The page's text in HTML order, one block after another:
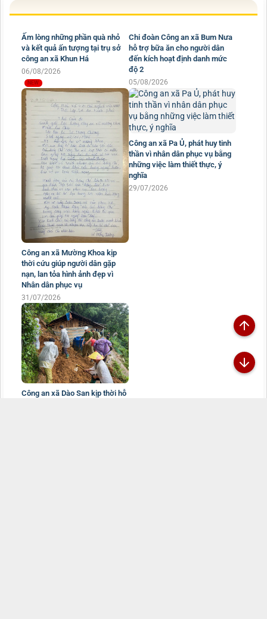
Ấm lòng những phần quà nhỏ
và kết quả ấn tượng tại trụ sở
công an xã Khun Há
06/08/2026
Chi đoàn Công an xã Bum Nưa
hỗ trợ bữa ăn cho người dân
đến kích hoạt định danh mức
độ 2
05/08/2026
Công an xã Mường Khoa kịp
thời cứu giúp người dân gặp
nạn, lan tỏa hình ảnh đẹp vì
Nhân dân phục vụ
31/07/2026
Công an xã Pa Ủ, phát huy tinh